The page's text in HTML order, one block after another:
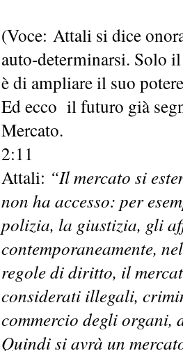
(Voce: Attali si dice
auto-determinarsi. Solo
è di ampliare il suo
Ed ecco il futuro già
Mercato.
2:11
Attali: “Il mercato si
non ha accesso: per
polizia, la giustizia, gli
contemporaneamente,
regole di diritto, il
considerati illegali,
commercio degli organi,
Quindi si avrà un